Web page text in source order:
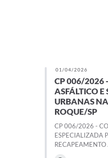
01/04/2026
CP 006/2026
ASFÁLTICO
URBANAS
ROQUE/SP
CP 006/2026 -
ESPECIALIZADA
RECAPEAMENTO